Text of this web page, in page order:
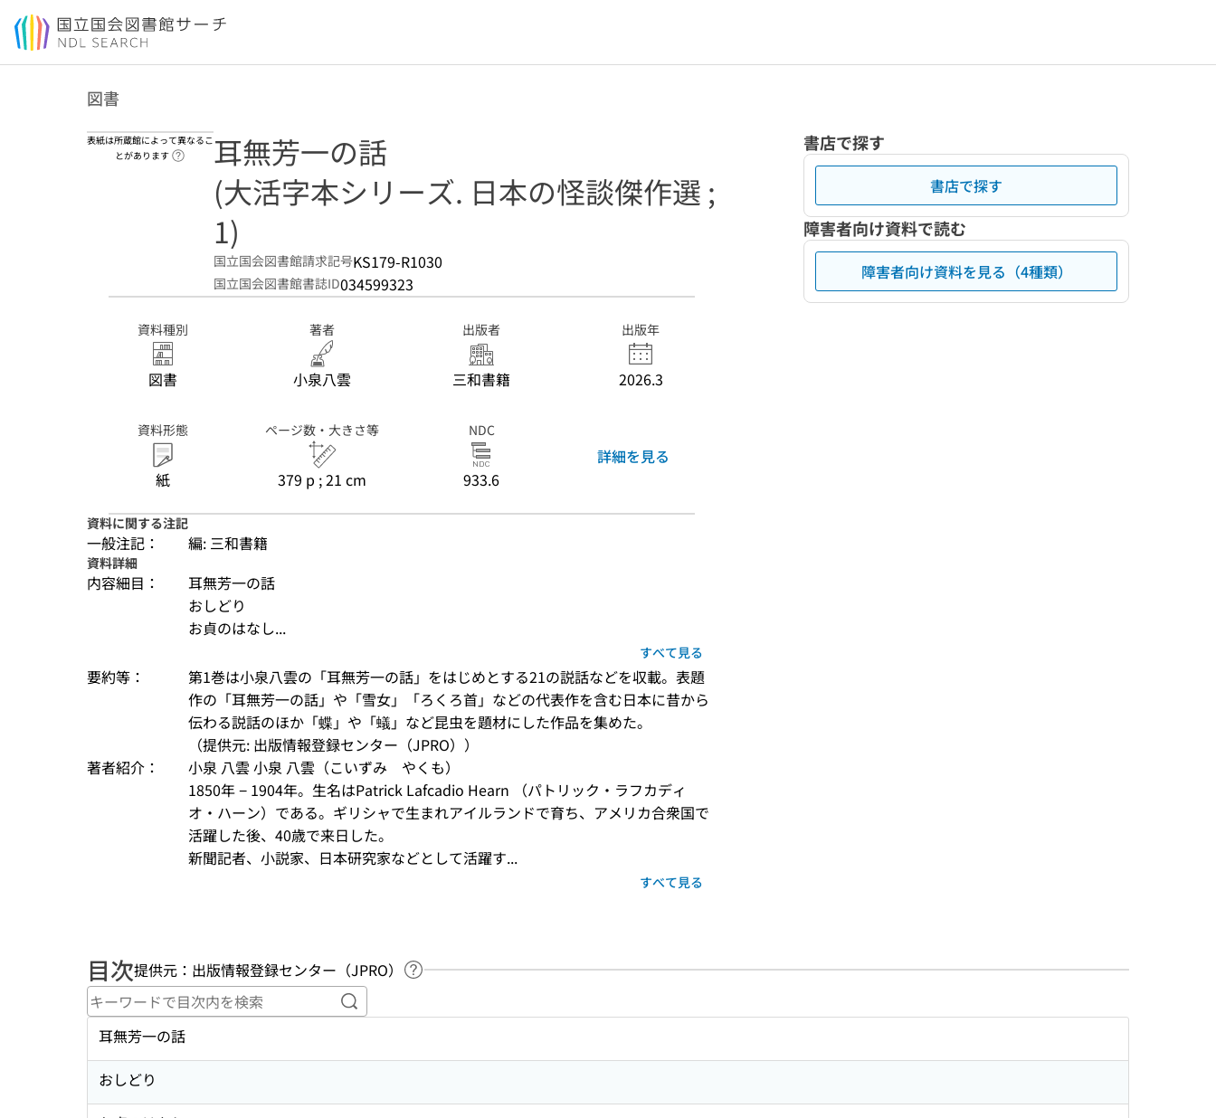
本文へ移動
図書
表紙は所蔵館によって異なるこ
とがあります
ヘルプページへのリンク
耳無芳一の話
(大活字本シリーズ. 日本の怪談傑作選 ;
1)
国立国会図書館請求記号KS179-R1030
国立国会図書館書誌ID034599323
資料種別
図書
著者
小泉八雲
出版者
三和書籍
出版年
2026.3
資料形態
紙
ページ数・大きさ等
379 p ; 21 cm
NDC
933.6
詳細を見る
資料に関する注記
一般注記： 編: 三和書籍
資料詳細
内容細目：
耳無芳一の話
おしどり
お貞のはなし...
すべて見る
要約等：
第1巻は小泉八雲の「耳無芳一の話」をはじめとする21の説話などを収載。表題
作の「耳無芳一の話」や「雪女」「ろくろ首」などの代表作を含む日本に昔から
伝わる説話のほか「蝶」や「蟻」など昆虫を題材にした作品を集めた。
（提供元: 出版情報登録センター（JPRO））
著者紹介：
小泉 八雲 小泉 八雲（こいずみ　やくも）
1850年 − 1904年。生名はPatrick Lafcadio Hearn （パトリック・ラフカディ
オ・ハーン）である。ギリシャで生まれアイルランドで育ち、アメリカ合衆国で
活躍した後、40歳で来日した。
新聞記者、小説家、日本研究家などとして活躍す...
すべて見る
書店で探す
書店で探す
障害者向け資料で読む
障害者向け資料を見る（4種類）
目次提供元：出版情報登録センター（JPRO）
ヘルプページへのリンク
キーワードで目次内を検索
耳無芳一の話
おしどり